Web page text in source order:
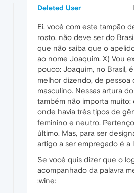
Deleted User
Ei, você com este tampão
rosto, não deve ser do
que não saiba que o
ao nome Joaquim. X( Vou
pouco: Joaquim, no Brasil,
melhor dizendo, de
masculino. Nessas artura
também não importa muito:
onde havia três tipos de
feminino e neutro.
último. Mas, para ser
artigo a ser empregado é a
Se você quis dizer que o
acompanhado da palavra
:wine: